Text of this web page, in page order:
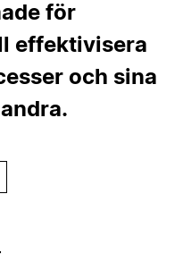
för
effektivisera
och sina